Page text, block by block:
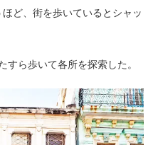
ど、街を歩いているとシャッ
すら歩いて各所を探索した。